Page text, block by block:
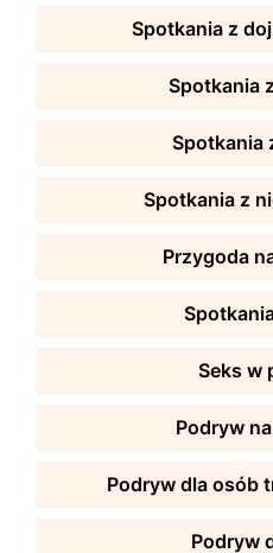
Spotkania z
Spotkania
Spotkania
Spotkania z
Przygoda
Seks w
Podryw
Podryw dla osób
Podryw